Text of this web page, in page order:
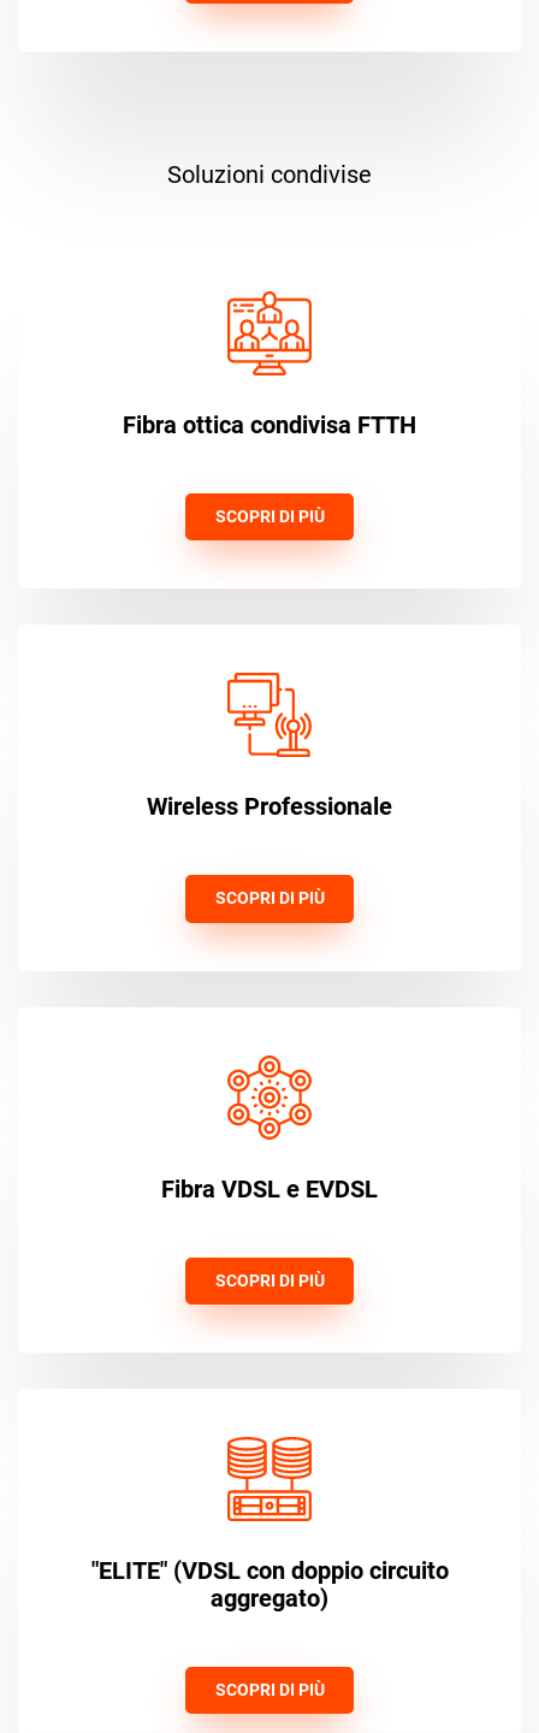
Soluzioni condivise
Fibra ottica condivisa FTTH
SCOPRI DI PIÙ
Wireless Professionale
SCOPRI DI PIÙ
Fibra VDSL e EVDSL
SCOPRI DI PIÙ
"ELITE" (VDSL con doppio circuito
aggregato)
SCOPRI DI PIÙ